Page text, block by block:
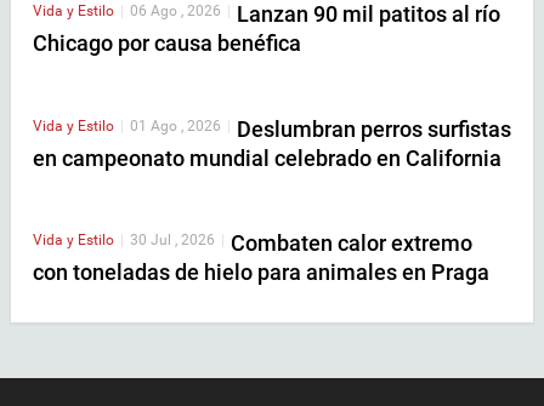
Vida y Estilo 06 Ago , 2026
Lanzan 90 mil patitos al río
Chicago por causa benéfica
Vida y Estilo | 01 Ago , 2026 | Deslumbran perros surfistas
en campeonato mundial celebrado en California
Vida y Estilo 30 Jul , 2026
Combaten calor extremo
con toneladas de hielo para animales en Praga